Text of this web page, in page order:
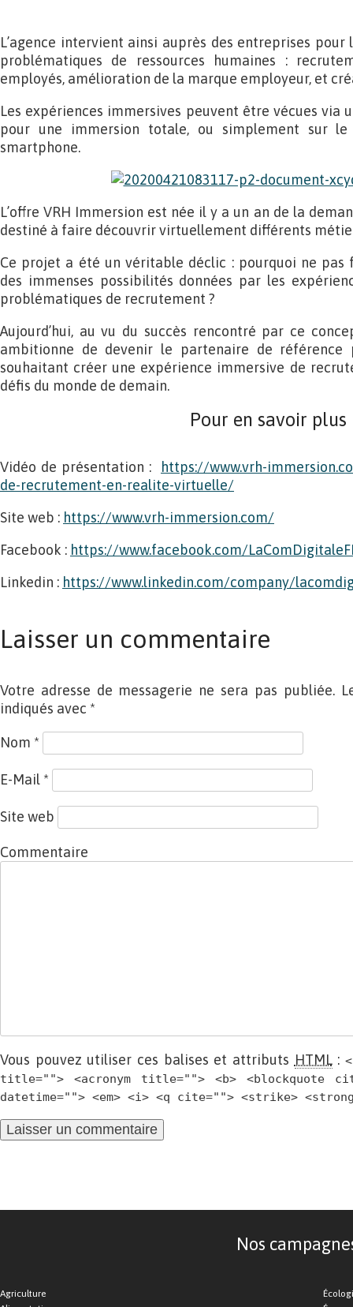
L’agence intervient ainsi auprès des entreprises
problématiques de ressources humaines :
employés, amélioration de la marque employeur, et
Les expériences immersives peuvent être vécues via
pour une immersion totale, ou simplement sur
smartphone.
L’offre VRH Immersion est née il y a un an de la
destiné à faire découvrir virtuellement différents
Ce projet a été un véritable déclic : pourquoi ne
des immenses possibilités données par les
problématiques de recrutement ?
Aujourd’hui, au vu du succès rencontré par ce
ambitionne de devenir le partenaire de référence
souhaitant créer une expérience immersive de
défis du monde de demain.
Pour en savoir plus
Vidéo de présentation :
https://www.vrh-
de-recrutement-en-realite-virtuelle/
Site web : https://www.vrh-immersion.com/
Facebook : https://www.facebook.com/
Linkedin : https://www.linkedin.com/company/
Laisser un commentaire
Votre adresse de messagerie ne sera pas publiée.
indiqués avec *
Nom *
E-Mail *
Site web
Commentaire
Vous pouvez utiliser ces balises et attributs HTML:
title=""> <acronym title=""> <b> <blockquote
datetime=""> <em> <i> <q cite=""> <strike>
Nos
Agriculture